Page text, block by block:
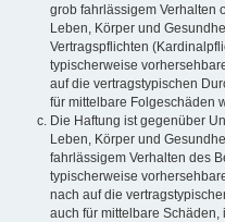
grob fahrlässigem Verhalten
Leben, Körper und
Vertragspflichten
typischerweise
auf die vertragstypischen
für mittelbare Folgeschäden
Die Haftung ist gegenüber
Leben, Körper und
fahrlässigem Verhalten des
typischerweise
nach auf die
auch für mittelbare